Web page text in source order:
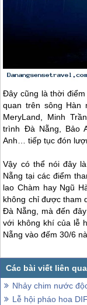
Đây cũng là thời
quan trên sông Hàn
MeryLand, Minh
trình Đà Nẵng , Bảo
Anh… tiếp tục đón
Vậy có thể nói đây
Nẵng tại các điểm
lao Chàm hay Ngũ
không chỉ được tham
Đà Nẵng , mà đến
với không khí của lễ
Nẵng vào đếm 30/6
Nhảy chim nước độc
Lễ hội pháo hoa DIFF